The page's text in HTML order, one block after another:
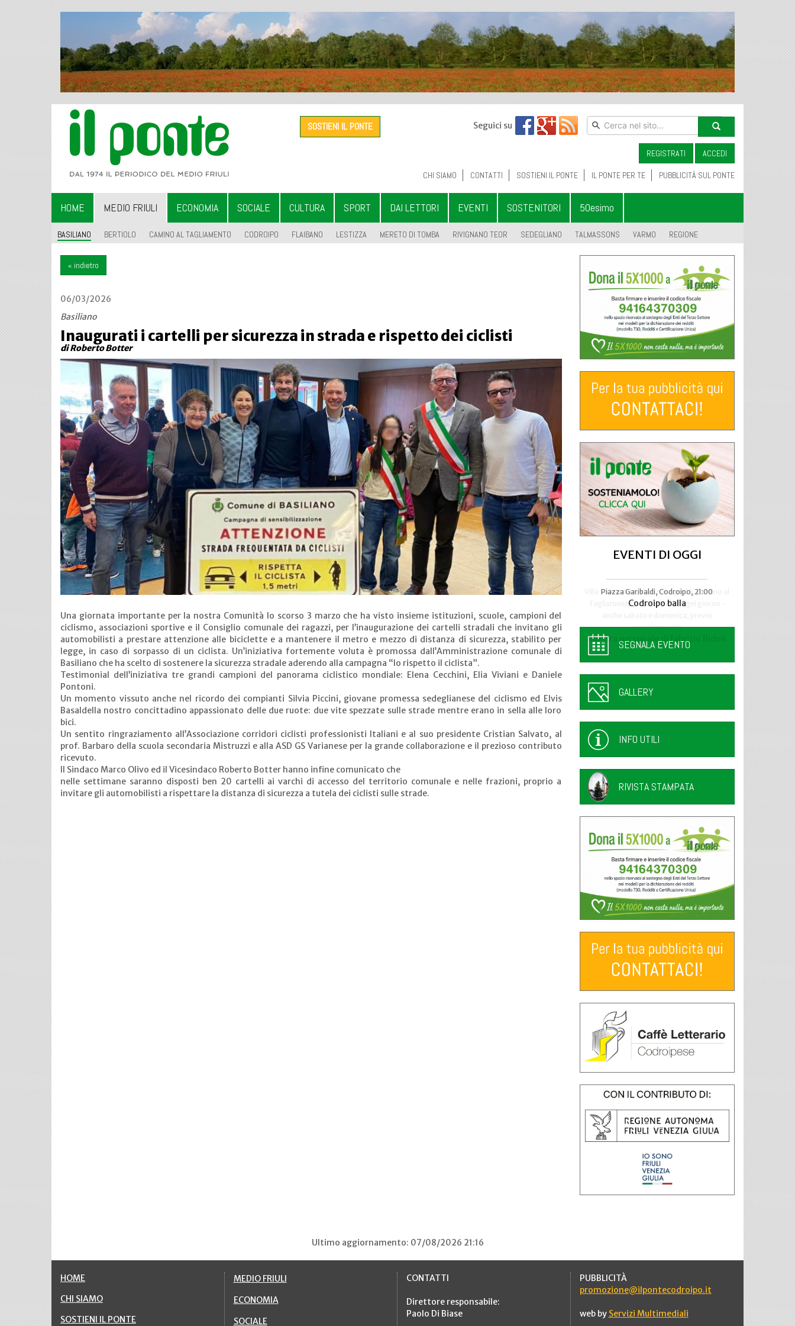
SOSTIENI IL PONTE Seguici su
REGISTRATI ACCEDI
CHI SIAMO CONTATTI SOSTIENI IL PONTE IL PONTE PER TE PUBBLICITÀ SUL PONTE
HOME MEDIO FRIULI ECONOMIA SOCIALE CULTURA SPORT DAI LETTORI EVENTI SOSTENITORI 50esimo
BASILIANO BERTIOLO CAMINO AL TAGLIAMENTO CODROIPO FLAIBANO LESTIZZA MERETO DI TOMBA RIVIGNANO TEOR SEDEGLIANO TALMASSONS VARMO REGIONE
« indietro
06/03/2026
Basiliano
Inaugurati i cartelli per sicurezza in strada e rispetto dei ciclisti
di Roberto Botter
Una giornata importante per la nostra Comunità lo scorso 3 marzo che ha visto insieme istituzioni, scuole, campioni del
ciclismo, associazioni sportive e il Consiglio comunale dei ragazzi, per l’inaugurazione dei cartelli stradali che invitano gli
automobilisti a prestare attenzione alle biciclette e a mantenere il metro e mezzo di distanza di sicurezza, stabilito per
legge, in caso di sorpasso di un ciclista. Un’iniziativa fortemente voluta è promossa dall’Amministrazione comunale di
Basiliano che ha scelto di sostenere la sicurezza stradale aderendo alla campagna “Io rispetto il ciclista”.
Testimonial dell’iniziativa tre grandi campioni del panorama ciclistico mondiale: Elena Cecchini, Elia Viviani e Daniele
Pontoni.
Un momento vissuto anche nel ricordo dei compianti Silvia Piccini, giovane promessa sedeglianese del ciclismo ed Elvis
Basaldella nostro concittadino appassionato delle due ruote: due vite spezzate sulle strade mentre erano in sella alle loro
bici.
Un sentito ringraziamento all’Associazione corridori ciclisti professionisti Italiani e al suo presidente Cristian Salvato, al
prof. Barbaro della scuola secondaria Mistruzzi e alla ASD GS Varianese per la grande collaborazione e il prezioso contributo
ricevuto.
Il Sindaco Marco Olivo ed il Vicesindaco Roberto Botter hanno infine comunicato che
nelle settimane saranno disposti ben 20 cartelli ai varchi di accesso del territorio comunale e nelle frazioni, proprio a
invitare gli automobilisti a rispettare la distanza di sicurezza a tutela dei ciclisti sulle strade.
EVENTI DI OGGI
Piazza Garibaldi, Codroipo, 21:00
Codroipo balla
Area Festeggiamenti di Flaibano
A Tutto Frico!
SEGNALA EVENTO
GALLERY
INFO UTILI
RIVISTA STAMPATA
Ultimo aggiornamento: 07/08/2026 21:16
HOME
CHI SIAMO
SOSTIENI IL PONTE
MEDIO FRIULI
ECONOMIA
SOCIALE
CONTATTI
Direttore responsabile:
Paolo Di Biase
PUBBLICITÀ
promozione@ilpontecodroipo.it
web by Servizi Multimediali